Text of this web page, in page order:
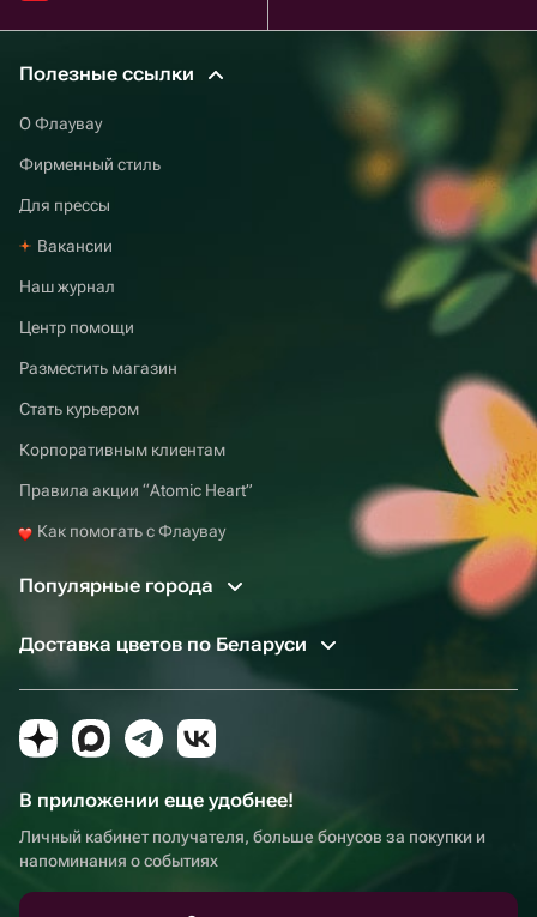
Полезные ссылки
О Флаувау
Фирменный стиль
Для прессы
Вакансии
Наш журнал
Центр помощи
Разместить магазин
Стать курьером
Корпоративным клиентам
Правила акции “Atomic Heart”
Как помогать с Флаувау
Популярные города
Доставка цветов по Беларуси
В приложении еще удобнее!
Личный кабинет получателя, больше бонусов за покупки и
напоминания о событиях